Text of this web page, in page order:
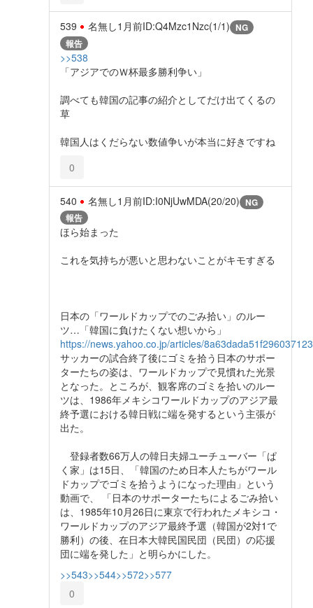
539 名無し1月前ID:Q4Mzc1Nzc(1/1) NG
報告
>>538
「アジアでのＷ杯最多勝利争い」
調べても韓国の記事の紹介としてだけ出てくるの
草
韓国人はくだらない数値争いが本当に好きですね
0
540 名無し1月前ID:I0NjUwMDA(20/20) NG
報告
ほら始まった
これを気持ちが悪いと思わないことがキモすぎる
日本の「ワールドカップでのごみ拾い」のルー
ツ…「韓国に負けたくない想いから」
https://news.yahoo.co.jp/articles/
サッカーの試合終了後にゴミを拾う日本のサポー
ターたちの姿は、ワールドカップで見慣れた光景
となった。ところが、観客席のゴミを拾いのルー
ツは、1986年メキシコワールドカップのアジア最
終予選における韓日戦に端を発するという主張が
出た。
登録者数66万人の韓日夫婦ユーチューバー「ぱ
く家」は15日、「韓国のため日本人たちがワール
ドカップでゴミを拾うようになった理由」という
動画で、 「日本のサポーターたちによるごみ拾い
は、1985年10月26日に東京で行われたメキシコ・
ワールドカップのアジア最終予選（韓国が2対1で
勝利）の後、在日本大韓民国民団（民団）の応援
団に端を発した」と明らかにした。
>>543>>544>>572>>577
0